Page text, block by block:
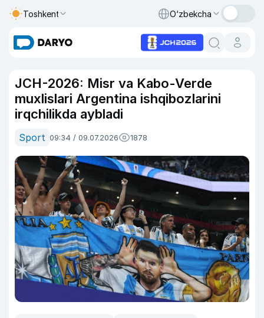
Toshkent O‘zbekcha
JCH-2026: Misr va Kabo-Verde
muxlislari Argentina ishqibozlarini
irqchilikda aybladi
Sport 09:34 / 09.07.2026 1878